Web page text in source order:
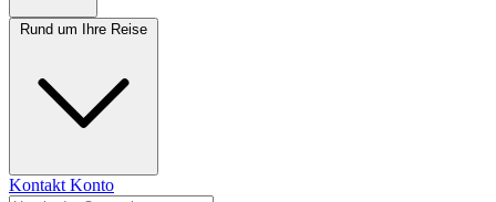
Kontakt Konto